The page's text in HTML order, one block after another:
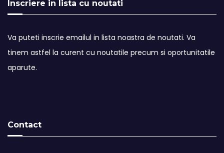
Inscriere in lista cu noutati
Va puteti inscrie emailul in lista noastra de noutati. Va
tinem astfel la curent cu noutatile precum si oportunitatile
aparute.
Contact